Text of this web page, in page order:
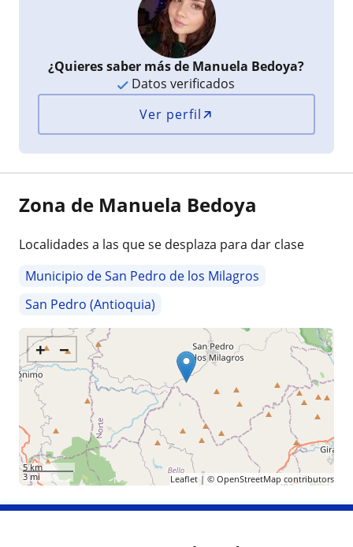
¿Quieres saber más de Manuela Bedoya?
Datos verificados
Ver perfil
Zona de Manuela Bedoya
Localidades a las que se desplaza para dar clase
Municipio de San Pedro de los Milagros
San Pedro (Antioquia)
+ −
5 km
3 mi
Leaflet| © OpenStreetMap contributors